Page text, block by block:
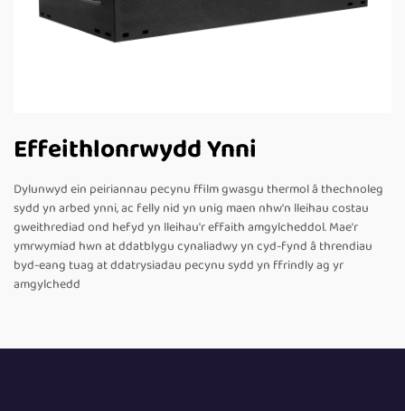
Effeithlonrwydd Ynni
Dylunwyd ein peiriannau pecynu ffilm gwasgu thermol â thechnoleg
sydd yn arbed ynni, ac felly nid yn unig maen nhw'n lleihau costau
gweithrediad ond hefyd yn lleihau'r effaith amgylcheddol. Mae'r
ymrwymiad hwn at ddatblygu cynaliadwy yn cyd-fynd â threndiau
byd-eang tuag at ddatrysiadau pecynu sydd yn ffrindly ag yr
amgylchedd